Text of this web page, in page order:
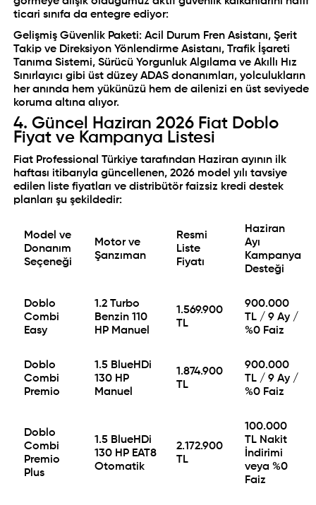
ticari sınıfa da entegre ediyor:
Gelişmiş Güvenlik Paketi: Acil Durum Fren Asistanı, Şerit
Takip ve Direksiyon Yönlendirme Asistanı, Trafik İşareti
Tanıma Sistemi, Sürücü Yorgunluk Algılama ve Akıllı Hız
Sınırlayıcı gibi üst düzey ADAS donanımları, yolculukların
her anında hem yükünüzü hem de ailenizi en üst seviyede
koruma altına alıyor.
4. Güncel Haziran 2026 Fiat Doblo
Fiyat ve Kampanya Listesi
Fiat Professional Türkiye tarafından Haziran ayının ilk
haftası itibarıyla güncellenen, 2026 model yılı tavsiye
edilen liste fiyatları ve distribütör faizsiz kredi destek
planları şu şekildedir:
Model ve
Donanım
Seçeneği
Motor ve
Şanzıman
Resmi
Liste
Fiyatı
Haziran
Ayı
Kampanya
Desteği
Doblo
Combi
Easy
1.2 Turbo
Benzin 110
HP Manuel
1.569.900
TL
900.000
TL / 9 Ay /
%0 Faiz
Doblo
Combi
Premio
1.5 BlueHDi
130 HP
Manuel
1.874.900
TL
900.000
TL / 9 Ay /
%0 Faiz
Doblo
Combi
Premio
Plus
1.5 BlueHDi
130 HP EAT8
Otomatik
2.172.900
TL
100.000
TL Nakit
İndirimi
veya %0
Faiz